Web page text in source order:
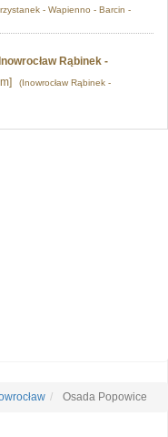
- Wapienno - Barcin -
Rąbinek -
(Inowrocław Rąbinek -
Osada Popowice